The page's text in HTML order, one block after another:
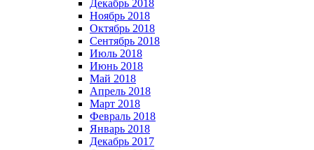
Декабрь 2018
Ноябрь 2018
Октябрь 2018
Сентябрь 2018
Июль 2018
Июнь 2018
Май 2018
Апрель 2018
Март 2018
Февраль 2018
Январь 2018
Декабрь 2017